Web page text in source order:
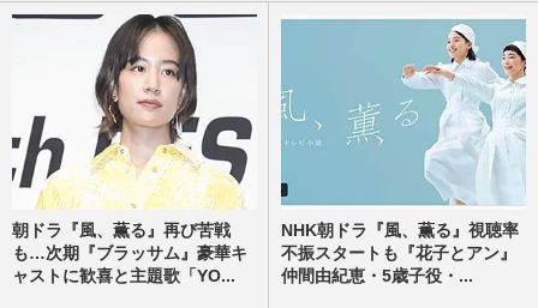
朝ドラ『風、薫る』再び苦戦
も…次期『ブラッサム』豪華キ
ャストに歓喜と主題歌「YO...
NHK朝ドラ『風、薫る』視聴率
不振スタートも『花子とアン』
仲間由紀恵・5歳子役・...